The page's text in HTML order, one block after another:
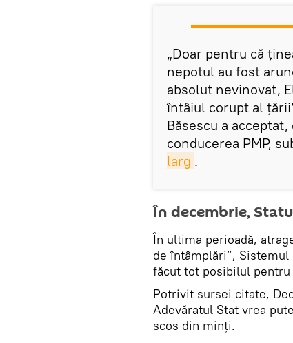
„Doar pentru că
nepotul au fost
absolut nevinovat,
întâiul corupt al
Băsescu a
conducerea PMP,
larg .
În decembrie,
În ultima perioadă,
de întâmplări”,
făcut tot posibilul
Potrivit sursei citate,
Adevăratul Stat vrea
scos din minți.